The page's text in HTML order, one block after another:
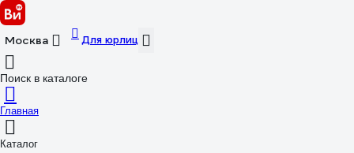
Москва Для юрлиц
Поиск в каталоге
Главная
Каталог